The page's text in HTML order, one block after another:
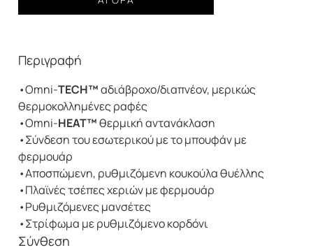
Fleece
Jacket
μαύρο
ποσότητα
Περιγραφή
•Omni-TECH™αδιάβροχο/διαπνέον, μερικώς
θερμοκολλημένες ραφές
•Omni-HEAT™θερμική αντανάκλαση
•Σύνδεση του εσωτερικού με το μπουφάν με
φερμουάρ
•Αποσπώμενη, ρυθμιζόμενη κουκούλα θυέλλης
•Πλαϊνές τσέπες χεριών με φερμουάρ
•Ρυθμιζόμενες μανσέτες
•Στρίφωμα με ρυθμιζόμενο κορδόνι
Σύνθεση